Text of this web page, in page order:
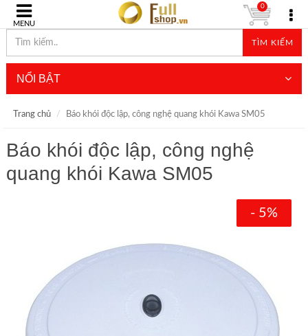
MENU
TÌM KIẾM
0
NỔI BẬT
Trang chủ Báo khói độc lập, công nghệ quang khói Kawa SM05
Báo khói độc lập, công nghệ
quang khói Kawa SM05
- 5%